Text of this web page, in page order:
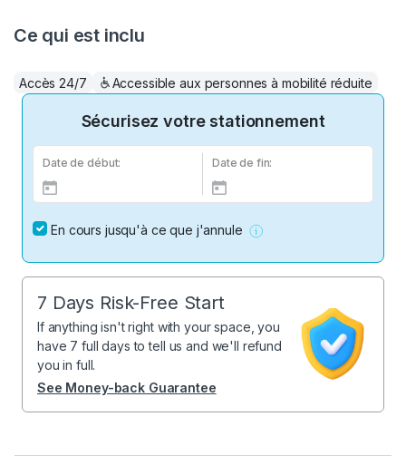
Ce qui est inclu
Accès 24/7 Accessible aux personnes à mobilité réduite
Sécurisez votre stationnement
Date de début: Date de fin:
En cours jusqu'à ce que j'annule
7 Days Risk-Free Start
If anything isn't right with your space, you
have 7 full days to tell us and we'll refund
you in full.
See Money-back Guarantee